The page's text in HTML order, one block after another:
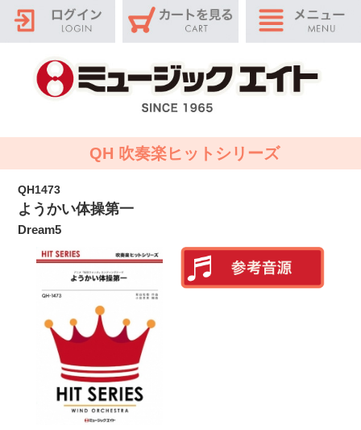
QH 吹奏楽ヒットシリーズ
QH1473
ようかい体操第一
Dream5